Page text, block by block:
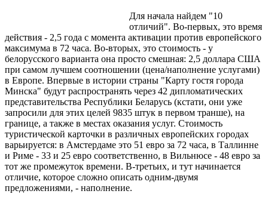
Для начала найдем "10
отличий". Во-первых, это время
действия - 2,5 года с момента активации против европейского
максимума в 72 часа. Во-вторых, это стоимость - у
белорусского варианта она просто смешная: 2,5 доллара США
при самом лучшем соотношении (цена/наполнение услугами)
в Европе. Впервые в истории страны "Карту гостя города
Минска" будут распространять через 42 дипломатических
представительства Республики Беларусь (кстати, они уже
запросили для этих целей 9835 штук в первом транше), на
границе, а также в местах оказания услуг. Стоимость
туристической карточки в различных европейских городах
варьируется: в Амстердаме это 51 евро за 72 часа, в Таллинне
и Риме - 33 и 25 евро соответственно, в Вильнюсе - 48 евро за
тот же промежуток времени. В-третьих, и тут начинается
отличие, которое сложно описать одним-двумя
предложениями, - наполнение.